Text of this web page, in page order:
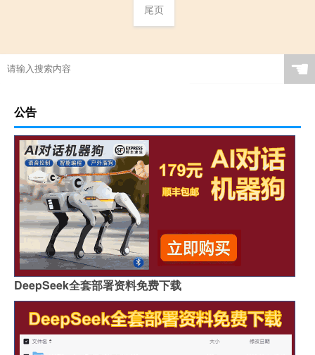
尾页
☚
公告
DeepSeek全套部署资料免费下载